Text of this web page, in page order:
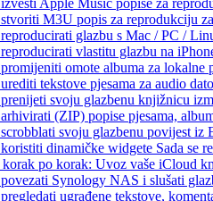
Apple Music popise za
M3U popis za reprodukciju
glazbu s Mac / PC /
vlastitu glazbu na
omote albuma za
tekstove pjesama za audio
svoju glazbenu knjižnicu
(ZIP) popise pjesama,
svoju glazbenu povijest iz
dinamičke widgete Sada se
po korak: Uvoz vaše iCloud
Synology NAS i slušati
ugrađene tekstove,